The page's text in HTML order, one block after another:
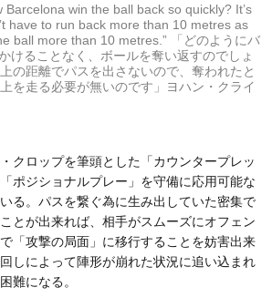
Barcelona win the ball back so quickly? It’s
have to run back more than 10 metres as
ball more than 10 metres.” 「どのようにバ
けることなく、ボールを奪い返すのでしょ
の距離でパスを出さないので、奪われたと
を走る必要が無いのです」ヨハン・クライ
クロップを筆頭とした「カウンタープレッ
ポジショナルプレー」を守備に応用可能な
る。パスを繋ぐ為に生み出していた密集で
とが出来れば、相手がスムーズにオフェン
「攻撃の局面」に移行することを妨害出来
しによって陣形が崩れた状況に追い込まれ
難になる。